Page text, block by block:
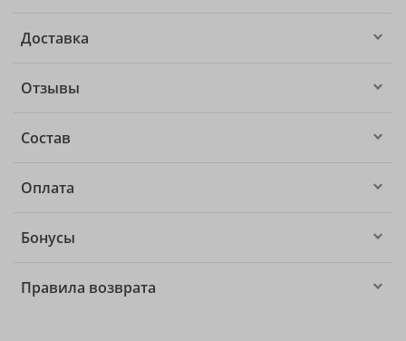
Доставка
Отзывы
Состав
Оплата
Бонусы
Правила возврата